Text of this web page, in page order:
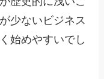
少ないビジネス
始めやすいでし